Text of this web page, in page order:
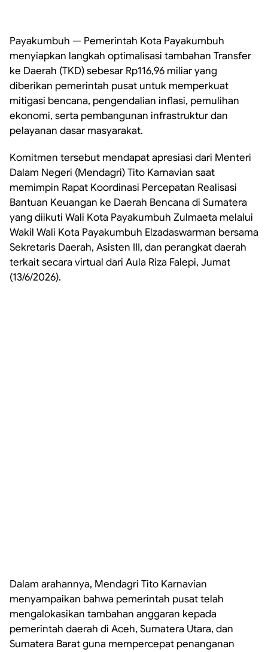
Payakumbuh — Pemerintah Kota Payakumbuh
menyiapkan langkah optimalisasi tambahan Transfer
ke Daerah (TKD) sebesar Rp116,96 miliar yang
diberikan pemerintah pusat untuk memperkuat
mitigasi bencana, pengendalian inflasi, pemulihan
ekonomi, serta pembangunan infrastruktur dan
pelayanan dasar masyarakat.
Komitmen tersebut mendapat apresiasi dari Menteri
Dalam Negeri (Mendagri) Tito Karnavian saat
memimpin Rapat Koordinasi Percepatan Realisasi
Bantuan Keuangan ke Daerah Bencana di Sumatera
yang diikuti Wali Kota Payakumbuh Zulmaeta melalui
Wakil Wali Kota Payakumbuh Elzadaswarman bersama
Sekretaris Daerah, Asisten III, dan perangkat daerah
terkait secara virtual dari Aula Riza Falepi, Jumat
(13/6/2026).
Dalam arahannya, Mendagri Tito Karnavian
menyampaikan bahwa pemerintah pusat telah
mengalokasikan tambahan anggaran kepada
pemerintah daerah di Aceh, Sumatera Utara, dan
Sumatera Barat guna mempercepat penanganan